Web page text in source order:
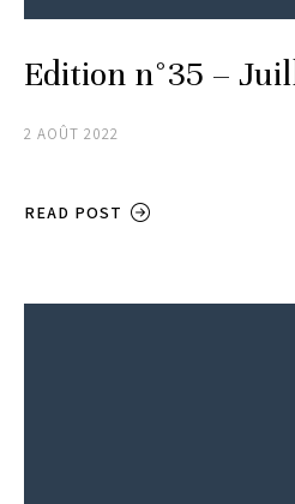
Edition n°35 –
2 AOÛT 2022
READ POST